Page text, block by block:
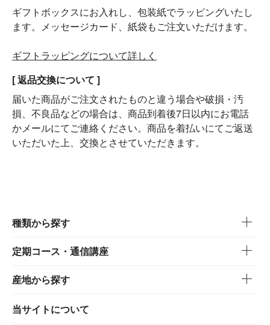
ギフトボックスにお入れし、包装紙でラッピングいたし
ます。メッセージカード、紙袋もご注文いただけます。
ギフトラッピングについて詳しく
[ 返品交換について ]
届いた商品がご注文されたものと違う場合や破損・汚
損、不良品などの場合は、商品到着後7日以内にお電話
かメールにてご連絡ください。商品を着払いにてご返送
いただいた上、交換とさせていただきます。
種類から探す
定期コース・通信講座
産地から探す
当サイトについて